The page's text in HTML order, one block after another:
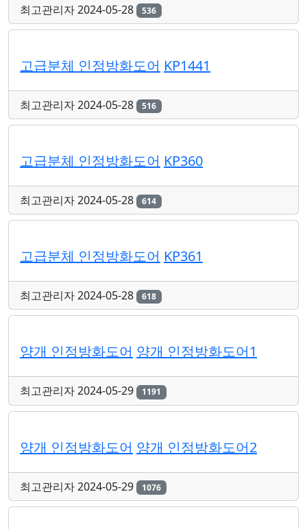
최고관리자2024-05-28 536
고급분체 인정방화도어 KP1441
최고관리자2024-05-28 516
고급분체 인정방화도어 KP360
최고관리자2024-05-28 614
고급분체 인정방화도어 KP361
최고관리자2024-05-28 618
양개 인정방화도어 양개 인정방화도어1
최고관리자2024-05-29 1191
양개 인정방화도어 양개 인정방화도어2
최고관리자2024-05-29 1076